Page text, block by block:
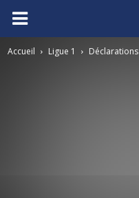
FCGB.net
Accueil Ligue 1 Déclarations